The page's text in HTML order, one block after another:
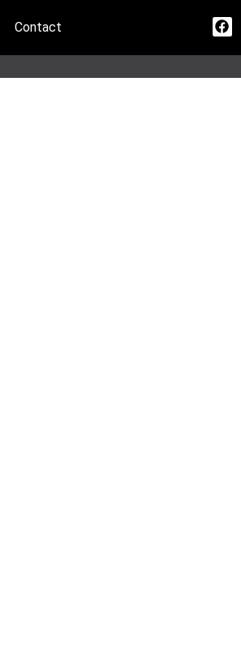
Contact